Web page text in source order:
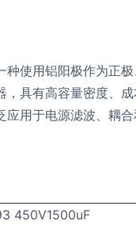
种使用铝阳极作为正
，具有高容量密度、
应用于电源滤波、耦
450V1500uF